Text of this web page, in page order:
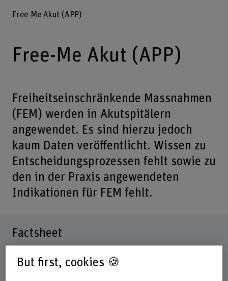
Free-Me Akut (APP)
Free-Me Akut (APP)
Freiheitseinschränkende Massnahmen
(FEM) werden in Akutspitälern
angewendet. Es sind hierzu jedoch
kaum Daten veröffentlicht. Wissen zu
Entscheidungsprozessen fehlt sowie zu
den in der Praxis angewendeten
Indikationen für FEM fehlt.
Factsheet
Schools involved
But first, cookies 🍪